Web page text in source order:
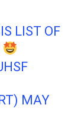
LIST OF
MAY